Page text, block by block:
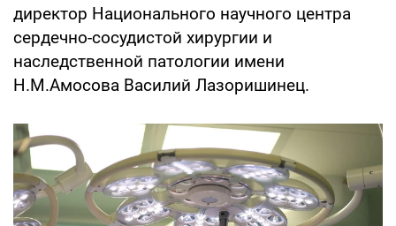
директор Национального научного центра
сердечно-сосудистой хирургии и
наследственной патологии имени
Н.М.Амосова Василий Лазоришинец.